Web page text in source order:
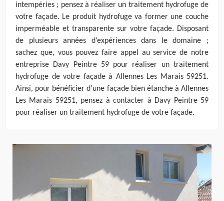
intempéries ; pensez à réaliser un traitement hydrofuge de
votre façade. Le produit hydrofuge va former une couche
imperméable et transparente sur votre façade. Disposant
de plusieurs années d’expériences dans le domaine ;
sachez que, vous pouvez faire appel au service de notre
entreprise Davy Peintre 59 pour réaliser un traitement
hydrofuge de votre façade à Allennes Les Marais 59251.
Ainsi, pour bénéficier d’une façade bien étanche à Allennes
Les Marais 59251, pensez à contacter à Davy Peintre 59
pour réaliser un traitement hydrofuge de votre façade.